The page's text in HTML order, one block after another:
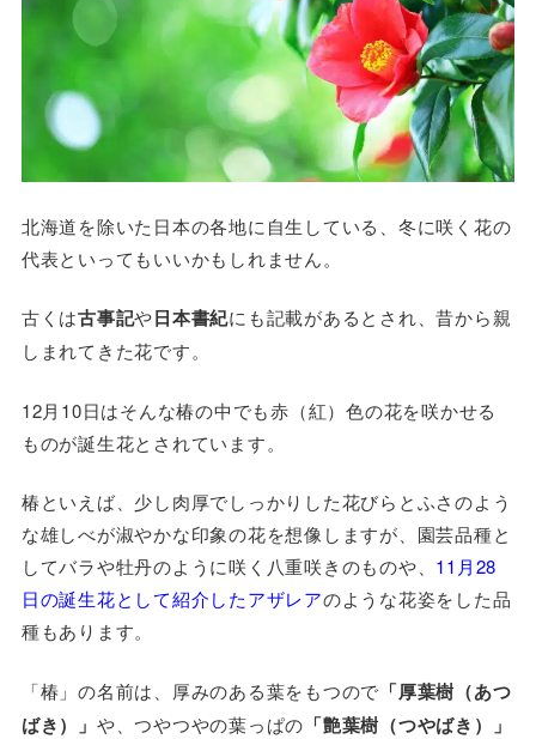
北海道を除いた日本の各地に自生している、冬に咲く花の
代表といってもいいかもしれません。
古くは古事記や日本書紀にも記載があるとされ、昔から親
しまれてきた花です。
12月10日はそんな椿の中でも赤（紅）色の花を咲かせる
ものが誕生花とされています。
椿といえば、少し肉厚でしっかりした花びらとふさのよう
な雄しべが淑やかな印象の花を想像しますが、園芸品種と
してバラや牡丹のように咲く八重咲きのものや、 11月28
日の誕生花として紹介したアザレアのような花姿をした品
種もあります。
「椿」の名前は、厚みのある葉をもつので 「厚葉樹（あつ
ばき）」 や、つやつやの葉っぱの 「艶葉樹（つやばき）」